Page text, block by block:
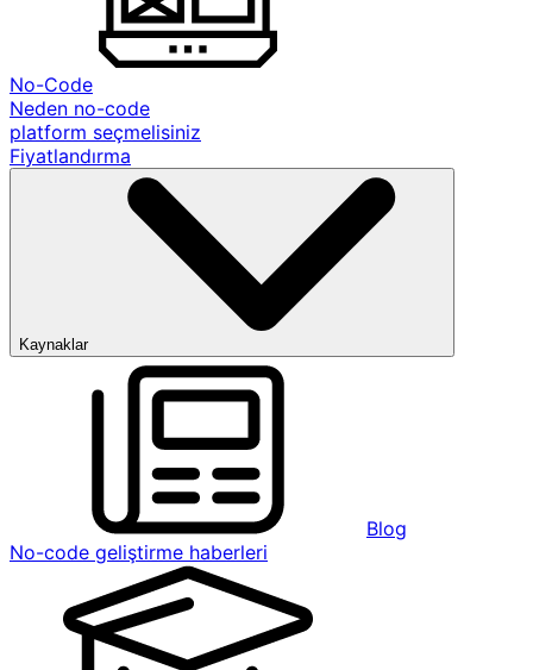
No-Code
Neden no-code
platform seçmelisiniz
Fiyatlandırma
Kaynaklar
Blog
No-code geliştirme haberleri